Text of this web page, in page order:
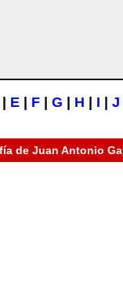
E F G H I J
de Juan Antonio